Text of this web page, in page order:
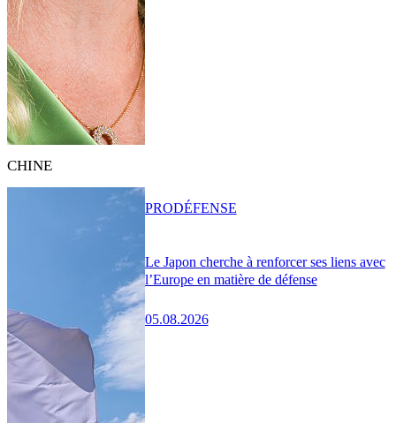
CHINE
Le Japon cherche à renforcer ses liens avec
l’Europe en matière de défense
05.08.2026
PRODÉFENSE